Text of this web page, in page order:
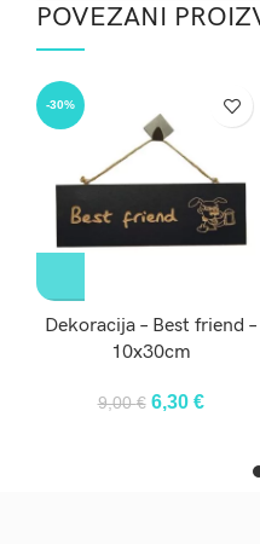
POVEZANI
-30%
Dekoracija – Best friend –
10x30cm
9,00€ Original
6,30 €Current
6,30 €.